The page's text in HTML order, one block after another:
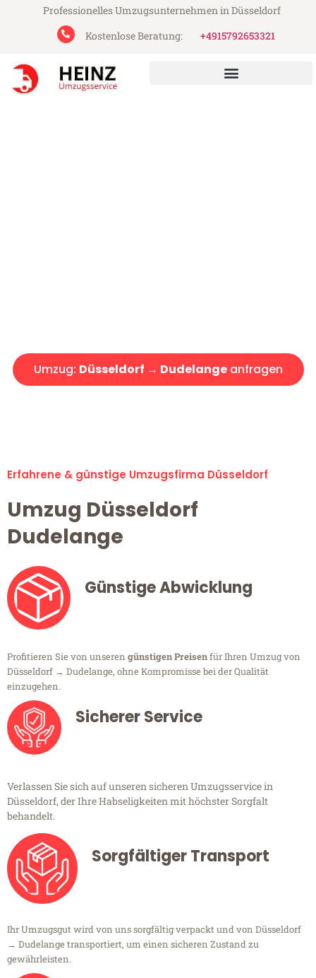
Professionelles Umzugsunternehmen in Düsseldorf
Kostenlose Beratung:
+4915792653321
Umzug: Düsseldorf → Dudelangeanfragen
Erfahrene & günstige Umzugsfirma Düsseldorf
Umzug Düsseldorf
Dudelange
Günstige Abwicklung
Profitieren Sie von unseren günstigen Preisenfür Ihren Umzug von
Düsseldorf → Dudelange, ohne Kompromisse bei der Qualität
einzugehen.
Sicherer Service
Verlassen Sie sich auf unseren sicheren Umzugsservice in
Düsseldorf, der Ihre Habseligkeiten mit höchster Sorgfalt
behandelt.
Sorgfältiger Transport
Ihr Umzugsgut wird von uns sorgfältig verpackt und von Düsseldorf
→ Dudelange transportiert, um einen sicheren Zustand zu
gewährleisten.